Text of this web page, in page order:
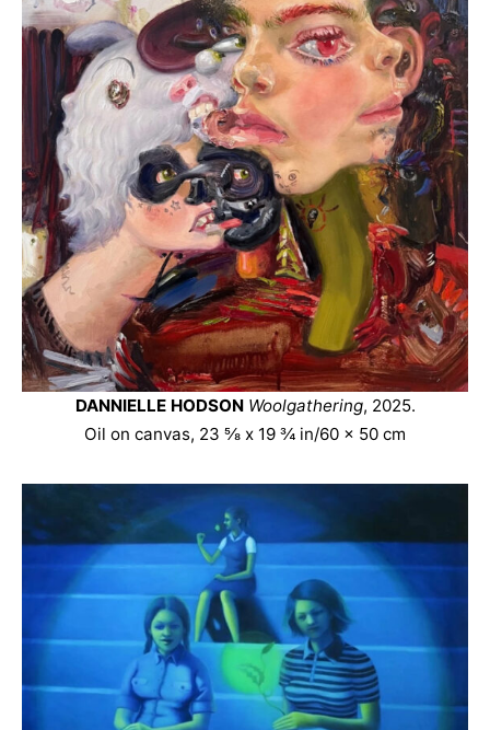
DANNIELLE HODSON Woolgathering, 2025.
Oil on canvas, 23 ⅝ x 19 ¾ in/60 x 50 cm